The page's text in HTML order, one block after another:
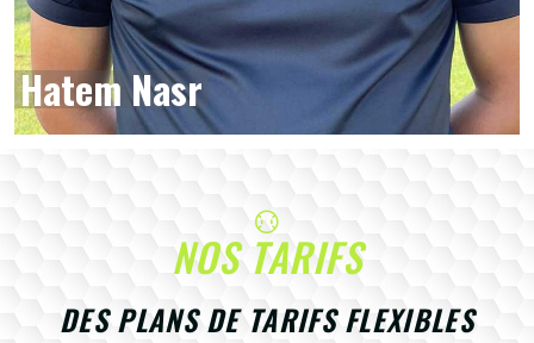
Hatem Nasr
NOS TARIFS
DES PLANS DE TARIFS FLEXIBLES